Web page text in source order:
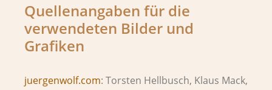
Quellenangaben für die
verwendeten Bilder und
Grafiken
juergenwolf.com: Torsten Hellbusch, Klaus Mack,